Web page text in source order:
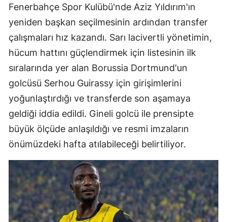
Fenerbahçe Spor Kulübü'nde Aziz Yıldırım'ın
yeniden başkan seçilmesinin ardından transfer
çalışmaları hız kazandı. Sarı lacivertli yönetimin,
hücum hattını güçlendirmek için listesinin ilk
sıralarında yer alan Borussia Dortmund'un
golcüsü Serhou Guirassy için girişimlerini
yoğunlaştırdığı ve transferde son aşamaya
geldiği iddia edildi. Gineli golcü ile prensipte
büyük ölçüde anlaşıldığı ve resmi imzaların
önümüzdeki hafta atılabileceği belirtiliyor.